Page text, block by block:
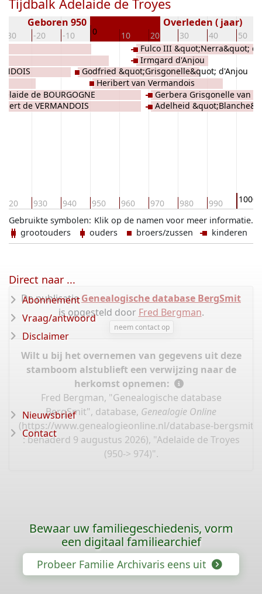
Tijdbalk Adelaide de Troyes
-30 -20 -10 0 10 20 30 40 50
Geboren 950 Overleden ( jaar)
920 930 940 950 960 970 980 990 1000
de BOURGOGNE
de VERMANDOIS
Godfried &quot;Grisgonelle&quot; d'Anjou
Heribert van Vermandois
Fulco III &quot;Nerra&quot; d'
Irmgard d'Anjou
Gerbera Grisgonelle van
Adelheid
Klik op de namen voor meer informatie.
Gebruikte symbolen:
grootouders
ouders broers/zussen kinderen
De publicatieGenealogische database BergSmit
is opgesteld door Fred Bergman.
neem contact op
Wilt u bij het overnemen van gegevens uit deze
stamboom alstublieft een verwijzing naar de
herkomst opnemen:
Fred Bergman, "Genealogische database
BergSmit", database, Genealogie Online
(https://www.genealogieonline.nl/database-bergsmit/
: benaderd 9 augustus 2026), "Adelaide de Troyes
(950-> 974)".
Direct naar ...
Abonnement
Vraag/antwoord
Disclaimer
Nieuwsbrief
Contact
Bewaar uw familiegeschiedenis, vorm
een digitaal familiearchief
Probeer Familie Archivaris eens uit